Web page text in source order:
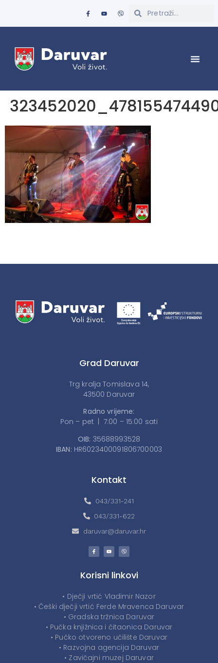
Grad Daruvar
Trg kralja Tomislava 14,
43500 Daruvar
Radno vrijeme:
Pon – pet | 7:00 – 15:00 sati
OIB: 35688993528
IBAN: HR6023400091806700003
Kontakt
043/331-241
043/331-622
daruvar@daruvar.hr
Korisni linkovi
• Dječji vrtić Vladimir Nazor
• Češki dječji vrtić Ferde Mravenca Daruvar
• Gradska tržnica Daruvar
• Pučka knjižnica i čitaonica Daruvar
• Pučko otvoreno učilište Daruvar
• Razvojna agencija Daruvar
• Zavičajni muzej Daruvar